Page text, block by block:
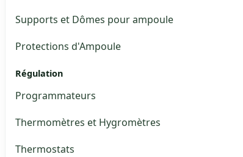
Supports et Dômes pour ampoule
Protections d'Ampoule
Régulation
Programmateurs
Thermomètres et Hygromètres
Thermostats